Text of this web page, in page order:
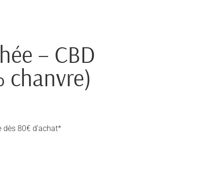
– CBD
chanvre)
80€ d’achat*